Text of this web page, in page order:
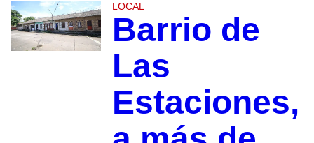
LOCAL
Barrio de
Las
Estaciones,